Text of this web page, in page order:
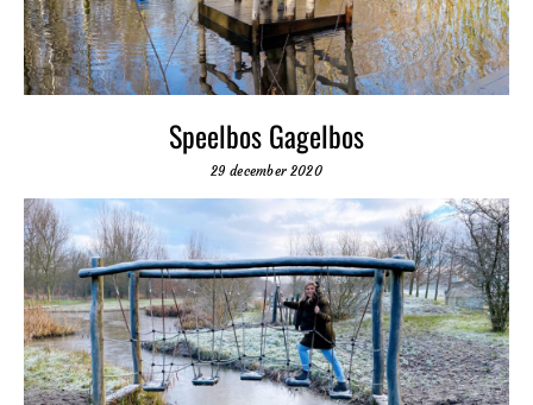
Speelbos Gagelbos
29 december 2020